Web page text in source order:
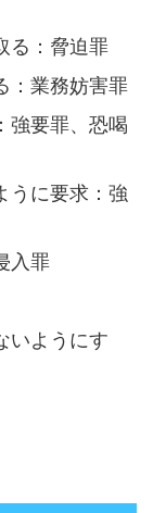
る：脅迫罪
：業務妨害罪
強要罪、恐喝
うに要求：強
入罪
いようにす